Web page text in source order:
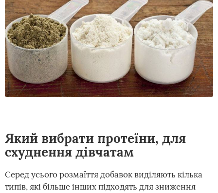
Який вибрати протеїни, для
схуднення дівчатам
Серед усього розмаїття добавок виділяють кілька
типів, які більше інших підходять для зниження